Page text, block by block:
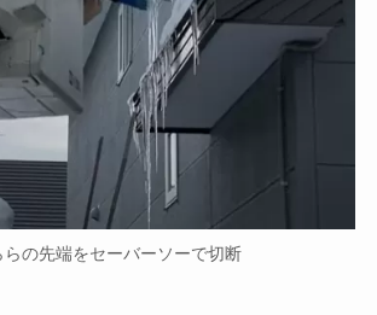
らの先端をセーバーソーで切断